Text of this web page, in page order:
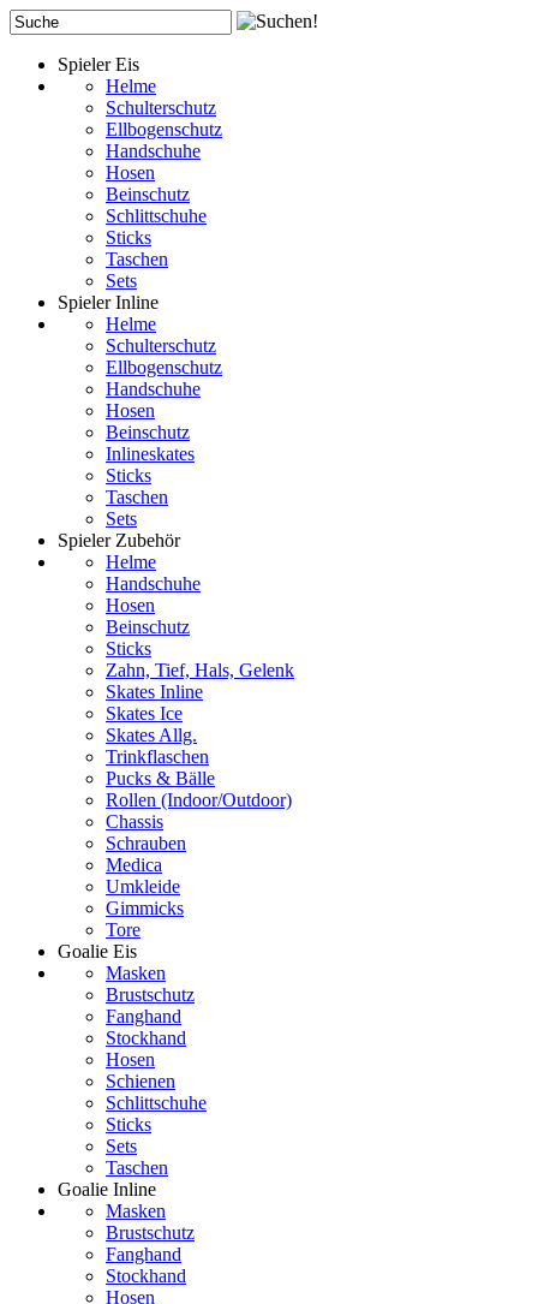
Spieler Eis
Helme
Schulterschutz
Ellbogenschutz
Handschuhe
Hosen
Beinschutz
Schlittschuhe
Sticks
Taschen
Sets
Spieler Inline
Helme
Schulterschutz
Ellbogenschutz
Handschuhe
Hosen
Beinschutz
Inlineskates
Sticks
Taschen
Sets
Spieler Zubehör
Helme
Handschuhe
Hosen
Beinschutz
Sticks
Zahn, Tief, Hals, Gelenk
Skates Inline
Skates Ice
Skates Allg.
Trinkflaschen
Pucks & Bälle
Rollen (Indoor/Outdoor)
Chassis
Schrauben
Medica
Umkleide
Gimmicks
Tore
Goalie Eis
Masken
Brustschutz
Fanghand
Stockhand
Hosen
Schienen
Schlittschuhe
Sticks
Sets
Taschen
Goalie Inline
Masken
Brustschutz
Fanghand
Stockhand
Hosen